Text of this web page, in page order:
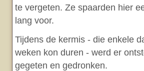
te vergeten. Ze spaarden hier
lang voor.
Tijdens de kermis - die enkele
weken kon duren - werd er
gegeten en gedronken.